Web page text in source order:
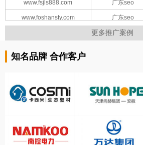
www.foshansty.com 广东seo
www.csbxgfg.com 广东seo
www.nvbxb.com 广东seo
www.dfenex.com
www.sulige.net 广东seo
www.o2cosmi.com 广东seo
更多推广案例
知名品牌 合作客户